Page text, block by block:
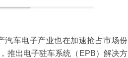
汽车电子产业也在加速抢占市场份
推出电子驻车系统（EPB）解决方